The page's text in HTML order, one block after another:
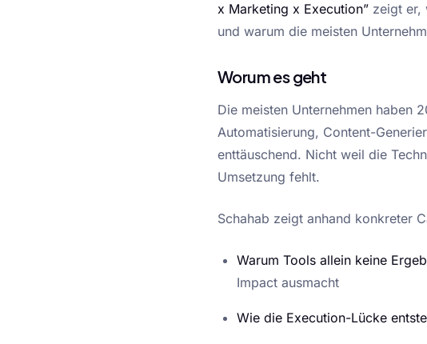
x Marketing x Execution” zeigt er,
und warum die meisten
Worum es geht
Die meisten Unternehmen haben
Automatisierung, Content-
enttäuschend. Nicht weil die
Umsetzung fehlt.
Schahab zeigt anhand konkreter
Warum Tools allein keine
Impact ausmacht
Wie die Execution-Lücke